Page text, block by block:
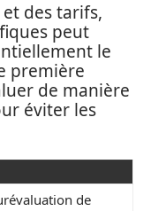
des tarifs,
peut
le
première
de manière
éviter les
de